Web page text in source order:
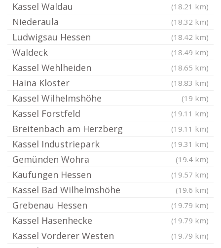
Kassel Waldau (18.21 km)
Niederaula (18.32 km)
Ludwigsau Hessen (18.42 km)
Waldeck (18.49 km)
Kassel Wehlheiden (18.65 km)
Haina Kloster (18.83 km)
Kassel Wilhelmshöhe (19 km)
Kassel Forstfeld (19.11 km)
Breitenbach am Herzberg (19.11 km)
Kassel Industriepark (19.31 km)
Gemünden Wohra (19.4 km)
Kaufungen Hessen (19.57 km)
Kassel Bad Wilhelmshöhe (19.6 km)
Grebenau Hessen (19.79 km)
Kassel Hasenhecke (19.79 km)
Kassel Vorderer Westen (19.79 km)